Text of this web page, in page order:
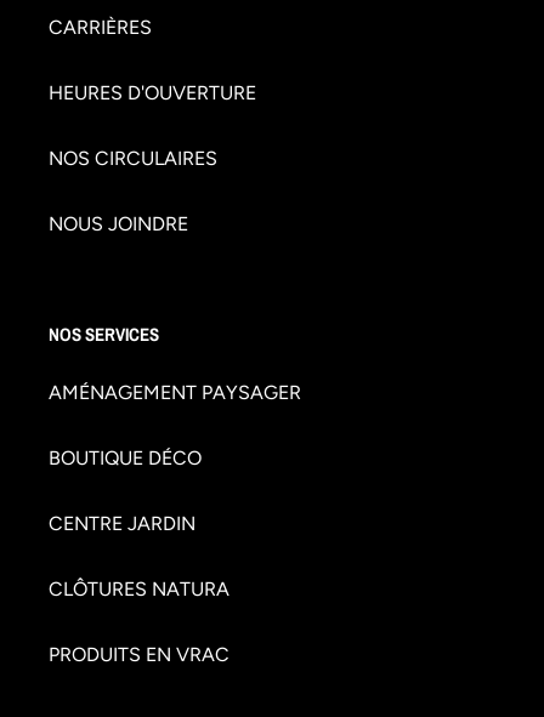
CARRIÈRES
HEURES D'OUVERTURE
NOS CIRCULAIRES
NOUS JOINDRE
NOS SERVICES
AMÉNAGEMENT PAYSAGER
BOUTIQUE DÉCO
CENTRE JARDIN
CLÔTURES NATURA
PRODUITS EN VRAC